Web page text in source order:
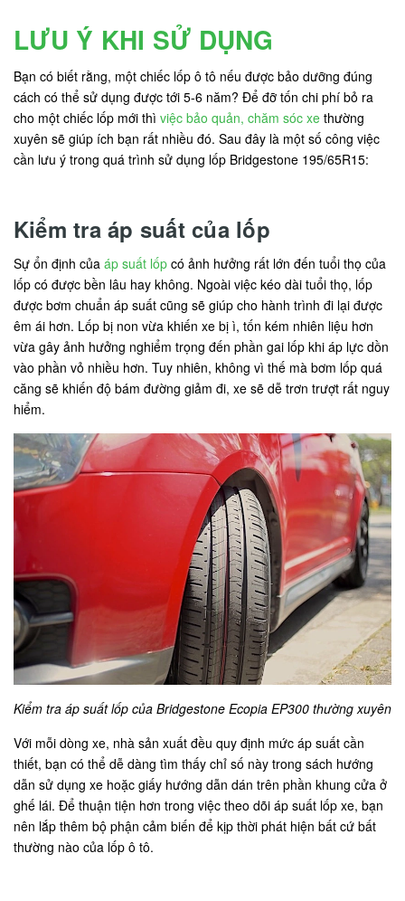
LƯU Ý KHI SỬ DỤNG
Bạn có biết rằng, một chiếc lốp ô tô nếu được bảo dưỡng đúng
cách có thể sử dụng được tới 5-6 năm? Để đỡ tốn chi phí bỏ ra
cho một chiếc lốp mới thì việc bảo quản, chăm sóc xe thường
xuyên sẽ giúp ích bạn rất nhiều đó. Sau đây là một số công việc
cần lưu ý trong quá trình sử dụng lốp Bridgestone 195/65R15:
Kiểm tra áp suất của lốp
Sự ổn định của áp suất lốp có ảnh hưởng rất lớn đến tuổi thọ của
lốp có được bền lâu hay không. Ngoài việc kéo dài tuổi thọ, lốp
được bơm chuẩn áp suất cũng sẽ giúp cho hành trình đi lại được
êm ái hơn. Lốp bị non vừa khiến xe bị ì, tốn kém nhiên liệu hơn
vừa gây ảnh hưởng nghiểm trọng đến phần gai lốp khi áp lực dồn
vào phần vỏ nhiều hơn. Tuy nhiên, không vì thế mà bơm lốp quá
căng sẽ khiến độ bám đường giảm đi, xe sẽ dễ trơn trượt rất nguy
hiểm.
Kiểm tra áp suất lốp của Bridgestone Ecopia EP300 thường xuyên
Với mỗi dòng xe, nhà sản xuất đều quy định mức áp suất cần
thiết, bạn có thể dễ dàng tìm thấy chỉ số này trong sách hướng
dẫn sử dụng xe hoặc giấy hướng dẫn dán trên phần khung cửa ở
ghế lái. Để thuận tiện hơn trong việc theo dõi áp suất lốp xe, bạn
nên lắp thêm bộ phận cảm biến để kịp thời phát hiện bất cứ bất
thường nào của lốp ô tô.